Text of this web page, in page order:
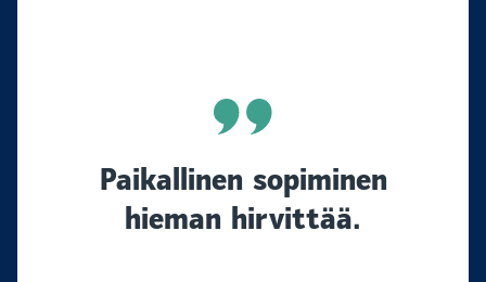
Paikallinen sopiminen
hieman hirvittää.